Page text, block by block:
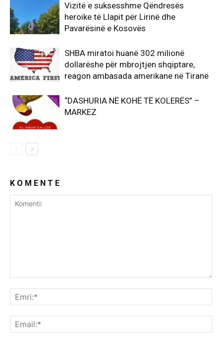
Vizitë e suksesshme Qëndresës
heroike të Llapit për Lirinë dhe
Pavarësinë e Kosovës
SHBA miratoi huanë 302 milionë
dollarëshe për mbrojtjen shqiptare,
reagon ambasada amerikane në Tiranë
“DASHURIA NË KOHË TË KOLERËS” –
MARKEZ
K O M E N T E